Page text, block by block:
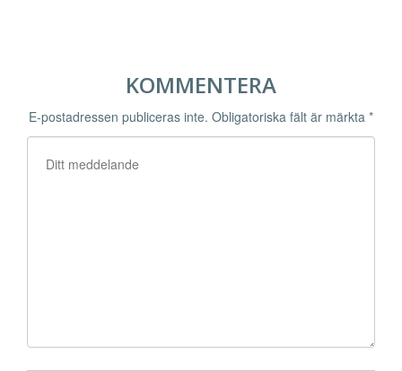
KOMMENTERA
E-postadressen publiceras inte. Obligatoriska fält är märkta *